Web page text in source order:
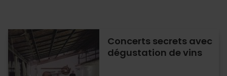
Concerts secrets avec
dégustation de vins